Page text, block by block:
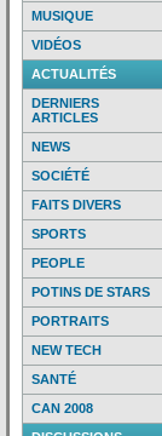
MUSIQUE
VIDÉOS
ACTUALITÉS
DERNIERS
ARTICLES
NEWS
SOCIÉTÉ
FAITS DIVERS
SPORTS
PEOPLE
POTINS DE STARS
PORTRAITS
NEW TECH
SANTÉ
CAN 2008